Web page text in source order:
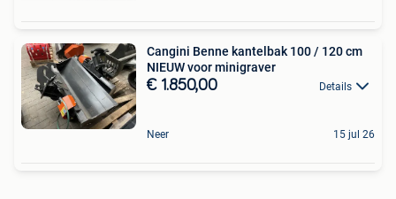
Cangini Benne kantelbak 100 / 120 cm
NIEUW voor minigraver
€ 1.850,00 Details
Neer 15 jul 26